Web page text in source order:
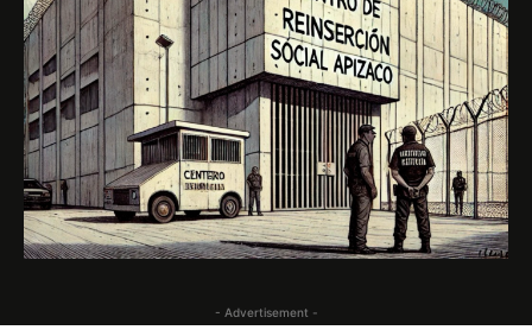
- Advertisement -